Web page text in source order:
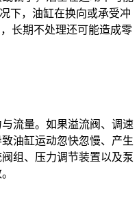
下，油缸在换向或承受冲
长期不处理还可能造成零
流量。如果溢流阀、调速
油缸运动忽快忽慢、产生
组、压力调节装置以及泵